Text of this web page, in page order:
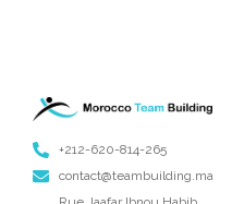
+212-620-814-265
contact@teambuilding.ma